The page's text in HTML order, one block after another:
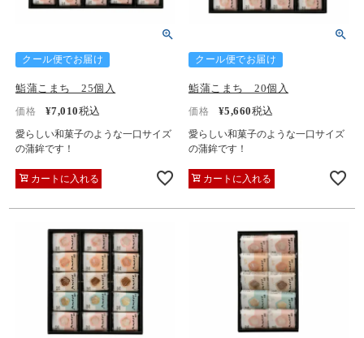
クール便でお届け
鮨蒲こまち 25個入
価格 ¥7,010税込
愛らしい和菓子のような一口サイズ
の蒲鉾です！
カートに入れる
クール便でお届け
鮨蒲こまち 20個入
価格 ¥5,660税込
愛らしい和菓子のような一口サイズ
の蒲鉾です！
カートに入れる